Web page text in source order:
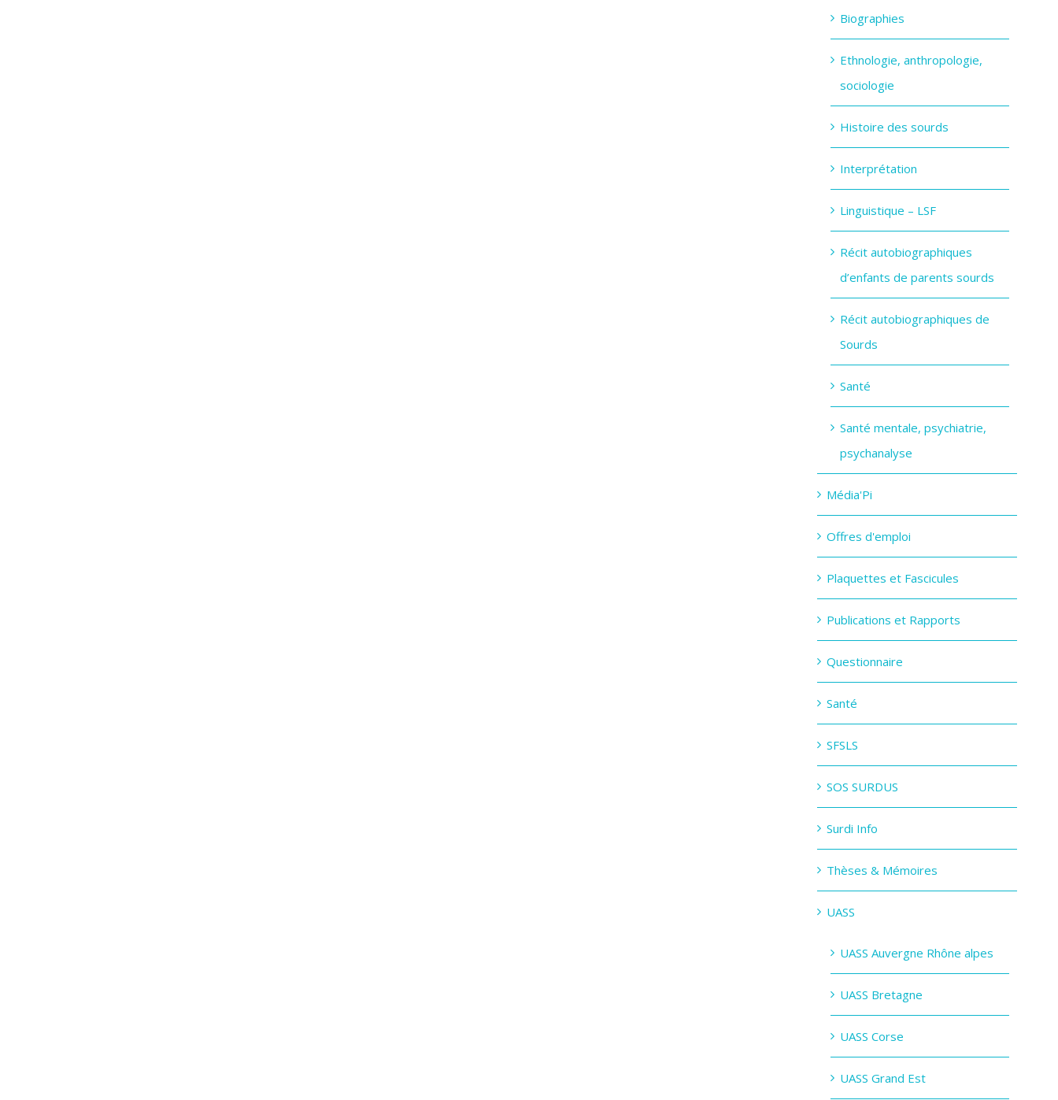
Biographies
Ethnologie, anthropologie,
sociologie
Histoire des sourds
Interprétation
Linguistique – LSF
Récit autobiographiques
d’enfants de parents sourds
Récit autobiographiques de
Sourds
Santé
Santé mentale, psychiatrie,
psychanalyse
Média'Pi
Offres d'emploi
Plaquettes et Fascicules
Publications et Rapports
Questionnaire
Santé
SFSLS
SOS SURDUS
Surdi Info
Thèses & Mémoires
UASS
UASS Auvergne Rhône alpes
UASS Bretagne
UASS Corse
UASS Grand Est